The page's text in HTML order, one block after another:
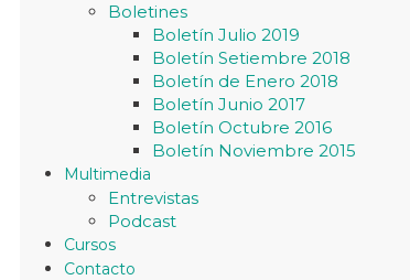
Boletines
Boletín Julio 2019
Boletín Setiembre 2018
Boletín de Enero 2018
Boletín Junio 2017
Boletín Octubre 2016
Boletín Noviembre 2015
Multimedia
Entrevistas
Podcast
Cursos
Contacto